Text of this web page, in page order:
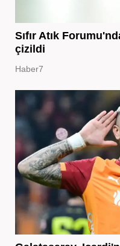
Sıfır Atık
çizildi
Haber7